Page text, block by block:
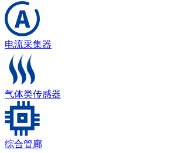
电流采集器
气体类传感器
综合管廊